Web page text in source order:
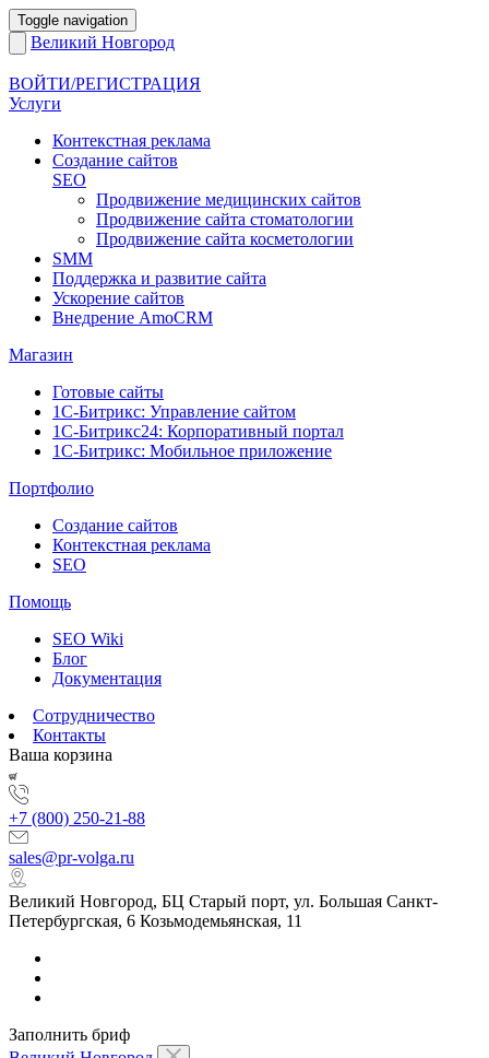
Toggle navigation
Великий Новгород
ВОЙТИ/РЕГИСТРАЦИЯ
Услуги
Контекстная реклама
Создание сайтов
SEO
Продвижение медицинских сайтов
Продвижение сайта стоматологии
Продвижение сайта косметологии
SMM
Поддержка и развитие сайта
Ускорение сайтов
Внедрение AmoCRM
Магазин
Готовые сайты
1С-Битрикс: Управление сайтом
1С-Битрикс24: Корпоративный портал
1С-Битрикс: Мобильное приложение
Портфолио
Создание сайтов
Контекстная реклама
SEO
Помощь
SEO Wiki
Блог
Документация
Сотрудничество
Контакты
Ваша корзина
+7 (800) 250-21-88
sales@pr-volga.ru
Великий Новгород, БЦ Старый порт, ул. Большая Санкт-
Петербургская, 6 Козьмодемьянская, 11
Заполнить бриф